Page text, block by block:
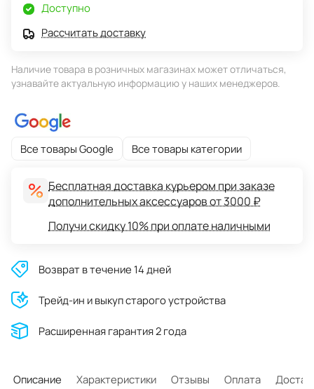
Доступно
Рассчитать доставку
Наличие товара в розничных магазинах может отличаться,
узнавайте актуальную информацию у наших менеджеров.
Все товары Google Все товары категории
Бесплатная доставка курьером при заказе
дополнительных аксессуаров от 3000 ₽
Получи скидку 10% при оплате наличными
Возврат в течение 14 дней
Трейд-ин и выкуп старого устройства
Расширенная гарантия 2 года
Описание Характеристики Отзывы Оплата